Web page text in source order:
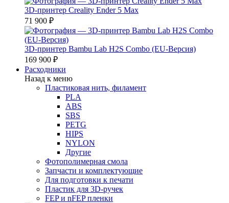
3D-принтер Creality Ender 5 Max
71 900 ₽
3D-принтер Bambu Lab H2S Combo (EU-Версия)
169 900 ₽
Расходники
Назад к меню
Пластиковая нить, филамент
PLA
ABS
SBS
PETG
HIPS
NYLON
Другие
Фотополимерная смола
Запчасти и комплектующие
Для подготовки к печати
Пластик для 3D-ручек
FEP и nFEP пленки